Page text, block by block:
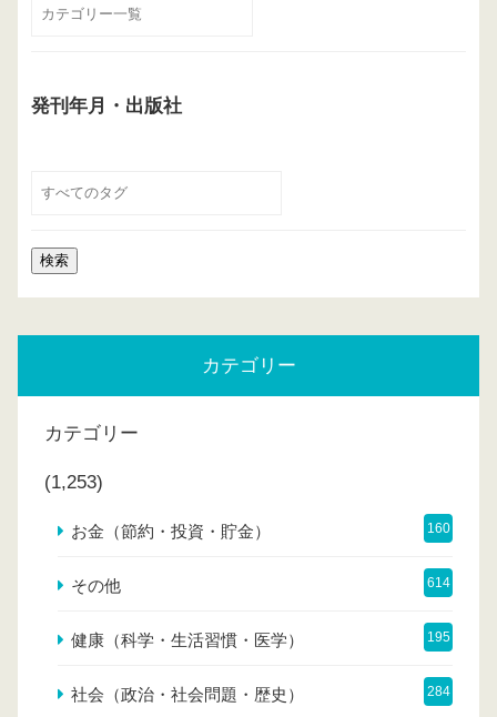
発刊年月・出版社
カテゴリー
カテゴリー
(1,253)
お金（節約・投資・貯金） 160
その他 614
健康（科学・生活習慣・医学） 195
社会（政治・社会問題・歴史） 284